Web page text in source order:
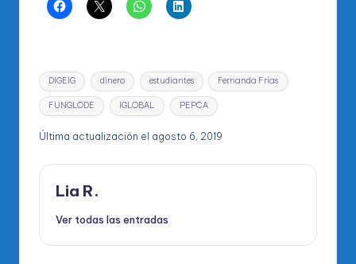
Etiquetas:
DIGEIG dinero estudiantes Fernanda Frías
FUNGLODE IGLOBAL PEPCA
Última actualización el agosto 6, 2019
Lia R.
Ver todas las entradas